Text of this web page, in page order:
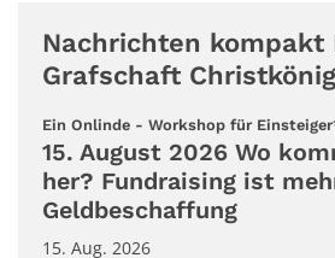
Nachrichten kompakt
Grafschaft Christkönig
Ein Onlinde - Workshop für
15. August 2026 Wo
her? Fundraising ist
Geldbeschaffung
15. Aug. 2026